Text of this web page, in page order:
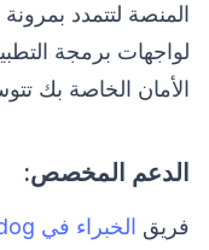
المنصة لتتمدد
لواجهات برمجة
الأمان الخاصة بك
الدعم المخصص:
فريق الخبراء في Apidog